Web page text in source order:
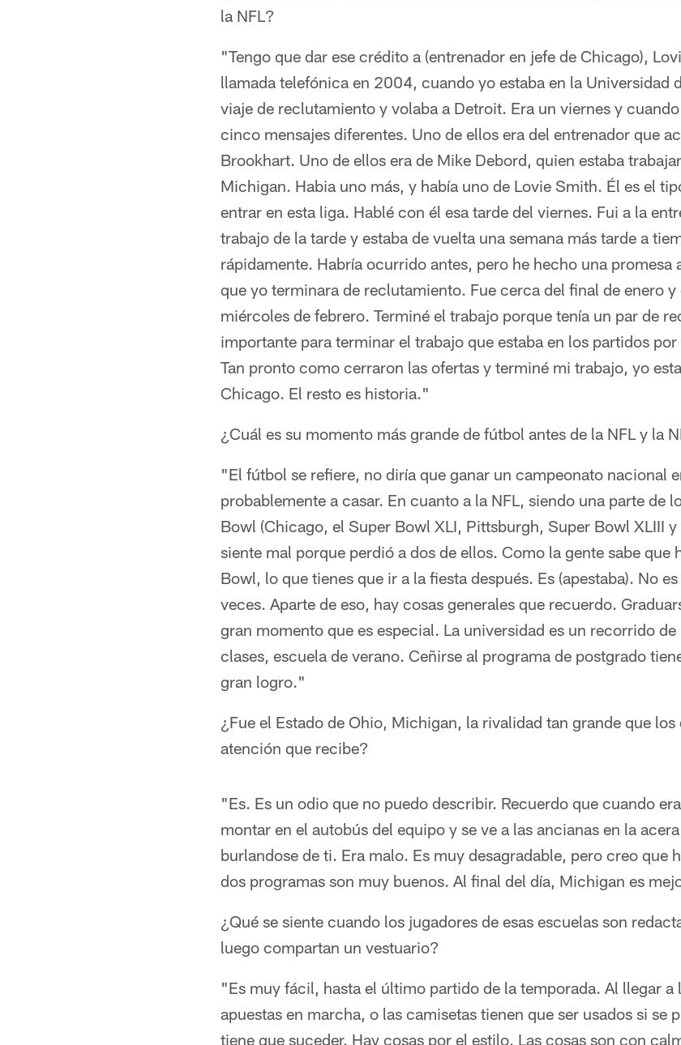
la NFL?
"Tengo que dar ese crédito a (entrenador en jefe de Chicago),
llamada telefónica en 2004, cuando yo estaba en la Universidad
viaje de reclutamiento y volaba a Detroit. Era un viernes y
cinco mensajes diferentes. Uno de ellos era del entrenador que
Brookhart. Uno de ellos era de Mike Debord, quien estaba
Michigan. Habia uno más, y había uno de Lovie Smith. Él es el
entrar en esta liga. Hablé con él esa tarde del viernes. Fui a la
trabajo de la tarde y estaba de vuelta una semana más tarde a
rápidamente. Habría ocurrido antes, pero he hecho una promesa
que yo terminara de reclutamiento. Fue cerca del final de enero
miércoles de febrero. Terminé el trabajo porque tenía un par de
importante para terminar el trabajo que estaba en los partidos
Tan pronto como cerraron las ofertas y terminé mi trabajo, yo
Chicago. El resto es historia."
¿Cuál es su momento más grande de fútbol antes de la NFL y la
"El fútbol se refiere, no diría que ganar un campeonato nacional
probablemente a casar. En cuanto a la NFL, siendo una parte de
Bowl (Chicago, el Super Bowl XLI, Pittsburgh, Super Bowl XLIII y
siente mal porque perdió a dos de ellos. Como la gente sabe que
Bowl, lo que tienes que ir a la fiesta después. Es (apestaba). No
veces. Aparte de eso, hay cosas generales que recuerdo.
gran momento que es especial. La universidad es un recorrido
clases, escuela de verano. Ceñirse al programa de postgrado
gran logro."
¿Fue el Estado de Ohio, Michigan, la rivalidad tan grande que
atención que recibe?
"Es. Es un odio que no puedo describir. Recuerdo que cuando
montar en el autobús del equipo y se ve a las ancianas en la
burlandose de ti. Era malo. Es muy desagradable, pero creo que
dos programas son muy buenos. Al final del día, Michigan es
¿Qué se siente cuando los jugadores de esas escuelas son
luego compartan un vestuario?
"Es muy fácil, hasta el último partido de la temporada. Al llegar a
apuestas en marcha, o las camisetas tienen que ser usados ​​si se
tiene que suceder. Hay cosas por el estilo. Las cosas son con